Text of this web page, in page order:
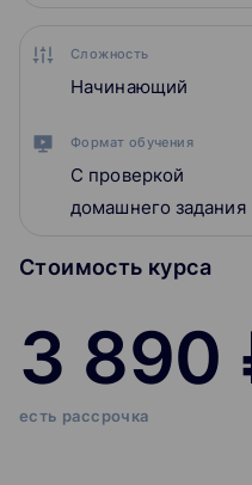
Сложность
Начинающий
Формат обучения
С проверкой
домашнего задания
Стоимость курса
3 890
есть рассрочка